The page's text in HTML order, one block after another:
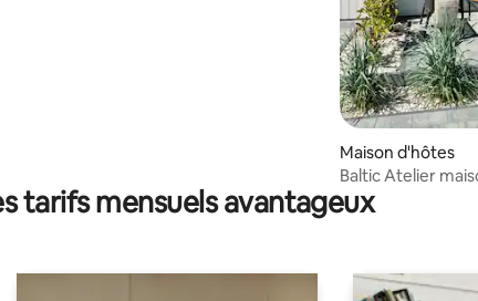
Maison d'hôtes
Baltic Atelier
avec sauna
tarifs mensuels avantageux